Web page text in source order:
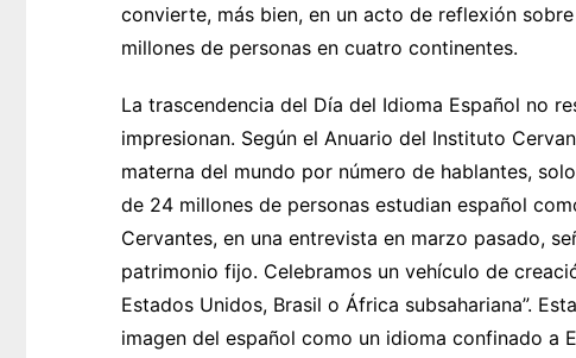
convierte, más bien, en un acto de reflexión
millones de personas en cuatro continentes.
La trascendencia del Día del Idioma Español no
impresionan. Según el Anuario del Instituto
materna del mundo por número de hablantes,
de 24 millones de personas estudian español
Cervantes, en una entrevista en marzo pasado,
patrimonio fijo. Celebramos un vehículo de
Estados Unidos, Brasil o África subsahariana”.
imagen del español como un idioma confinado a